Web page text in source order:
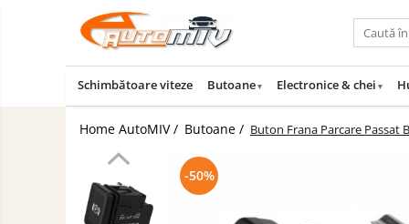
Butoane Reglare Oglinzi
Viteze
Accesorii
Schimbătoare viteze Butoane Electronice & chei
Home AutoMIV / Butoane / Buton Frana Parcare Passat
-50%